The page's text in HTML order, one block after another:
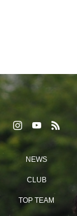
NEWS
CLUB
TOP TEAM